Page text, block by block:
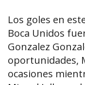
Los goles en
Boca Unidos
Gonzalez
oportunidades,
ocasiones